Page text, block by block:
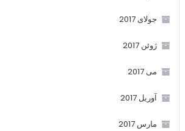
جولای 2017
ژوئن 2017
می 2017
آوریل 2017
مارس 2017